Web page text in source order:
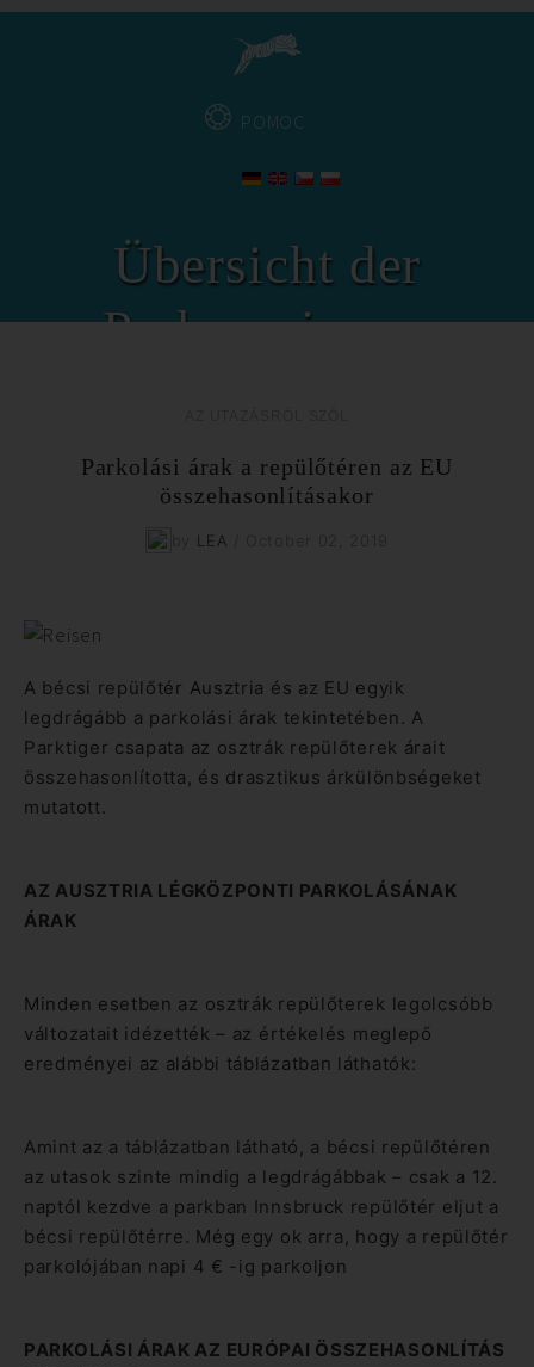
POMOC
Übersicht der
Parkspreise an
Parkolási árak a repülőtéren az EU
összehasonlításakor
LEA
A bécsi repülőtér Ausztria és az EU egyik
legdrágább a parkolási árak tekintetében. A
Parktiger csapata az osztrák repülőterek árait
összehasonlította, és drasztikus árkülönbségeket
mutatott.
AZ AUSZTRIA LÉGKÖZPONTI PARKOLÁSÁNAK
ÁRAK
Minden esetben az osztrák repülőterek legolcsóbb
változatait idézették – az értékelés meglepő
eredményei az alábbi táblázatban láthatók:
Amint az a táblázatban látható, a bécsi repülőtéren
az utasok szinte mindig a legdrágábbak – csak a 12.
naptól kezdve a parkban Innsbruck repülőtér eljut a
bécsi repülőtérre. Még egy ok arra, hogy a repülőtér
parkolójában napi 4 € -ig parkoljon
PARKOLÁSI ÁRAK AZ EURÓPAI ÖSSZEHASONLÍTÁS